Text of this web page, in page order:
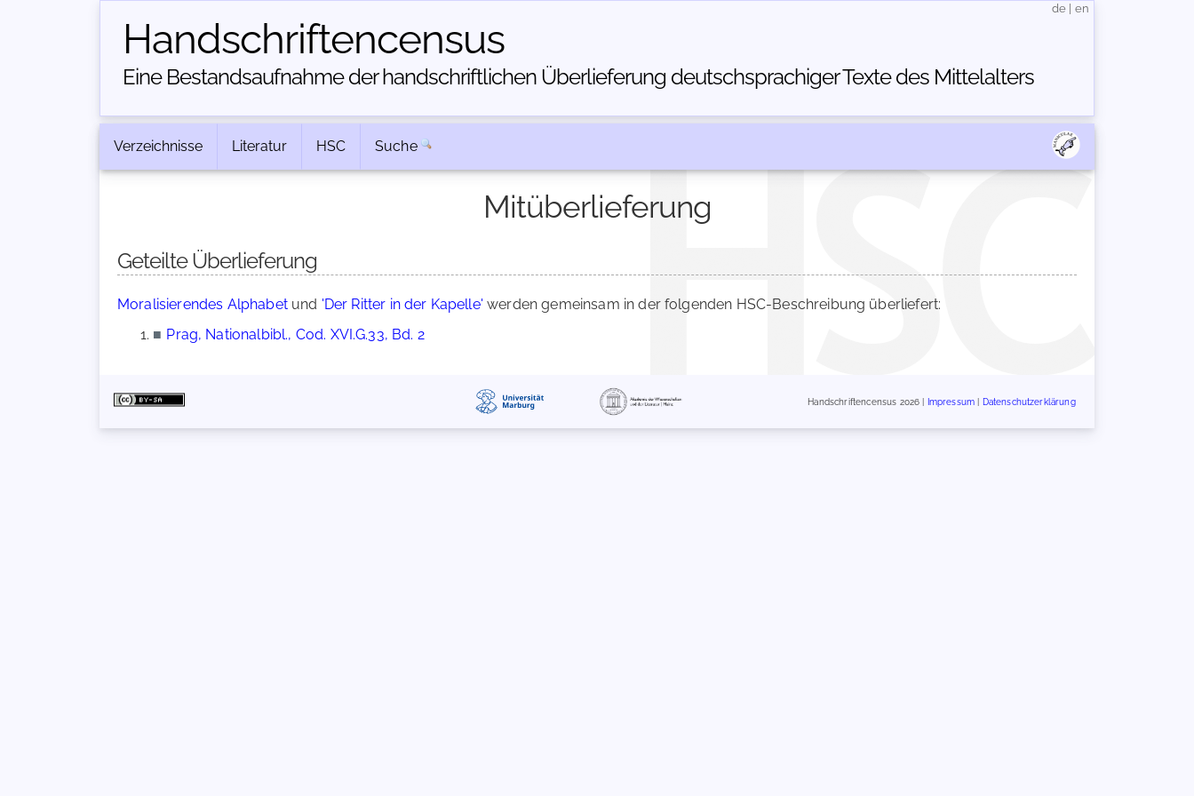
Handschriften­census
Eine Bestandsaufnahme der handschriftlichen Über­lieferung deutschsprachiger Texte des Mittelalters
de en
Verzeichnisse Literatur HSC Suche
Mitüberlieferung
Geteilte Überlieferung
Moralisierendes Alphabetund 'Der Ritter in der Kapelle' werden gemeinsam in der folgenden HSC-Beschreibung überliefert:
■ Prag, Nationalbibl., Cod. XVI.G.33, Bd. 2
Handschriftencensus 2026 | Impressum Datenschutzerklärung